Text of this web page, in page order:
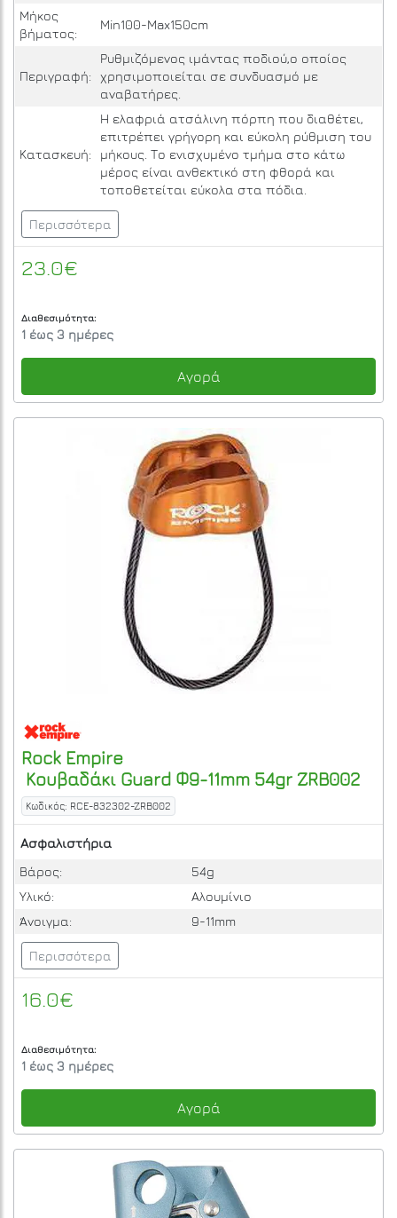
Μήκος
βήματος:
Min100-Max150cm
Περιγραφή:
Ρυθμιζόμενος ιμάντας ποδιού,ο οποίος
χρησιμοποιείται σε συνδυασμό με
αναβατήρες.
Κατασκευή:
Η ελαφριά ατσάλινη πόρπη που διαθέτει,
επιτρέπει γρήγορη και εύκολη ρύθμιση του
μήκους. Το ενισχυμένο τμήμα στο κάτω
μέρος είναι ανθεκτικό στη φθορά και
τοποθετείται εύκολα στα πόδια.
Περισσότερα
23.0€
Διαθεσιμότητα:
1 έως 3 ημέρες
Αγορά
Rock Empire
Κουβαδάκι Guard Φ9-11mm 54gr ZRB002
Κωδικός: RCE-832302-ZRB002
Ασφαλιστήρια
Βάρος:
54g
Υλικό:
Αλουμίνιο
Άνοιγμα:
9-11mm
Περισσότερα
16.0€
Διαθεσιμότητα:
1 έως 3 ημέρες
Αγορά